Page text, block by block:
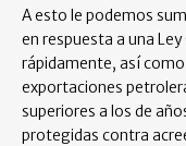
A esto le podemos
en respuesta a una
rápidamente, así
exportaciones
superiores a los de
protegidas contra